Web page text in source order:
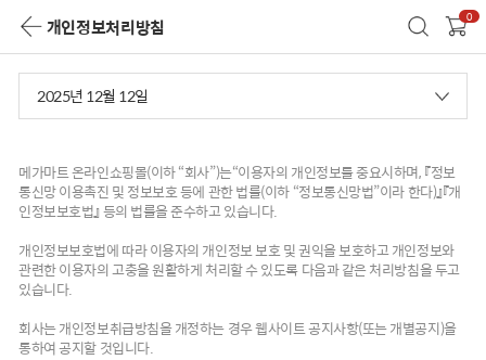
개인정보처리방침 0
2025년 12월 12일
메가마트 온라인쇼핑몰(이하 “회사”)는“이용자의 개인정보를 중요시하며, 『정보
통신망 이용촉진 및 정보보호 등에 관한 법률(이하 “정보통신망법”이라 한다)』『개
인정보보호법』 등의 법률을 준수하고 있습니다.
개인정보보호법에 따라 이용자의 개인정보 보호 및 권익을 보호하고 개인정보와
관련한 이용자의 고충을 원활하게 처리할 수 있도록 다음과 같은 처리방침을 두고
있습니다.
회사는 개인정보취급방침을 개정하는 경우 웹사이트 공지사항(또는 개별공지)을
통하여 공지할 것입니다.